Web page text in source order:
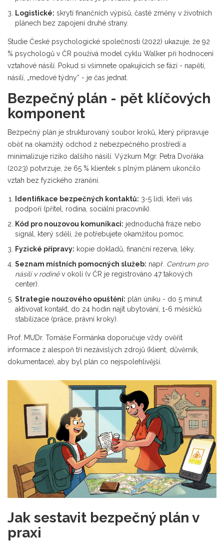
Logistické: skrytí finančních výpisů, časté změny v životních
plánech bez zapojení druhé strany.
Studie České psychologické společnosti (2022) ukazuje, že 92
% psychologů v ČR používá model cyklu Walker při hodnocení
vztahové násilí. Pokud si všimnete opakujících se fází - napětí,
násilí, „medové týdny“ - je čas jednat.
Bezpečný plán - pět klíčových
komponent
Bezpečný plán je strukturovaný soubor kroků, který připravuje
oběť na okamžitý odchod z nebezpečného prostředí a
minimalizuje riziko dalšího násilí. Výzkum Mgr. Petra Dvořáka
(2023) potvrzuje, že 65 % klientek s plným plánem ukončilo
vztah bez fyzického zranění.
Identifikace bezpečných kontaktů: 3-5 lidí, kteří vás
podpoří (přítel, rodina, sociální pracovník).
Kód pro nouzovou komunikaci: jednoduchá fráze nebo
signál, který sdělí, že potřebujete okamžitou pomoc.
Fyzické přípravy: kopie dokladů, finanční rezerva, léky.
Seznam místních pomocných služeb: např. Centrum pro
násilí v rodiněv okolí (v ČR je registrováno 47 takových
center).
Strategie nouzového opuštění: plán úniku - do 5 minut
aktivovat kontakt, do 24 hodin najít ubytování, 1-6 měsíčků
stabilizace (práce, právní kroky).
Prof. MUDr. Tomáše Formánka doporučuje vždy ověřit
informace z alespoň tří nezávislých zdrojů (klient, důvěrník,
dokumentace), aby byl plán co nejspolehlivější.
Jak sestavit bezpečný plán v
praxi